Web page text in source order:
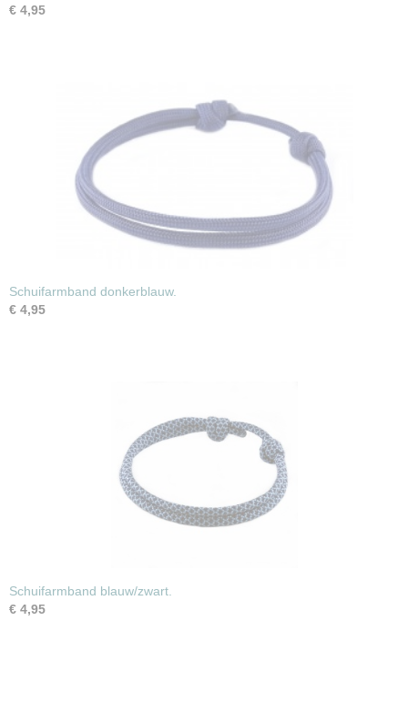
€ 4,95
Schuifarmband donkerblauw.
€ 4,95
Schuifarmband blauw/zwart.
€ 4,95